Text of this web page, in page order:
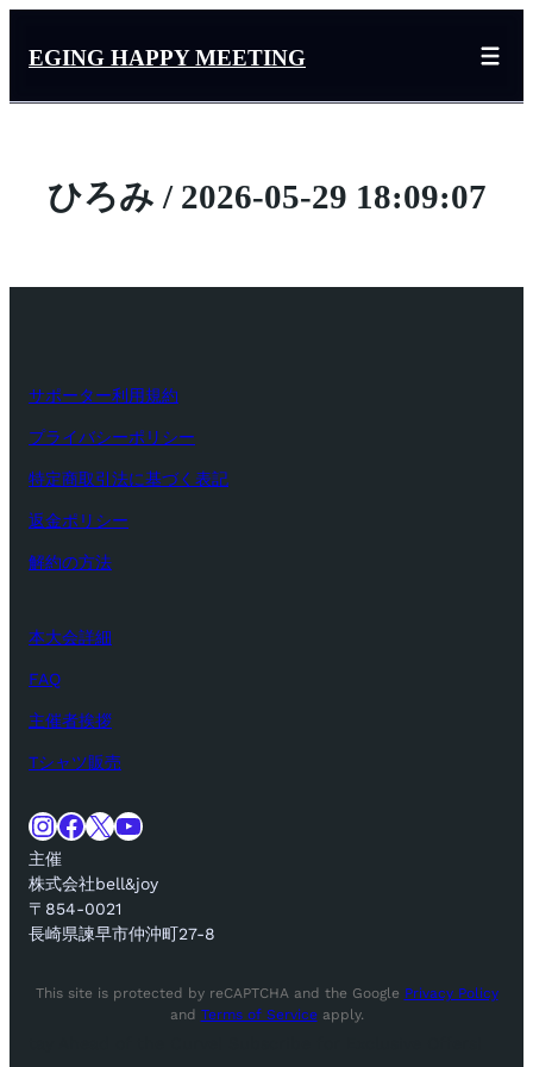
ス
EGING HAPPY MEETING
ひろみ / 2026-05-29 18:09:07
サポーター利用規約
プライバシーポリシー
特定商取引法に基づく表記
返金ポリシー
解約の方法
本大会詳細
FAQ
主催者挨拶
Tシャツ販売
InstagramFacebook X YouTube
主催
株式会社bell&joy
〒854-0021
長崎県諫早市仲沖町27-8
This site is protected by reCAPTCHA and the Google Privacy Policy
and Terms of Serviceapply.